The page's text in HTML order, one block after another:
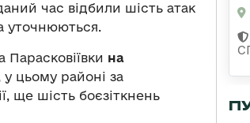
час відбили шість атак
уточнюються.
на
цьому районі за
ще шість боєзіткнень